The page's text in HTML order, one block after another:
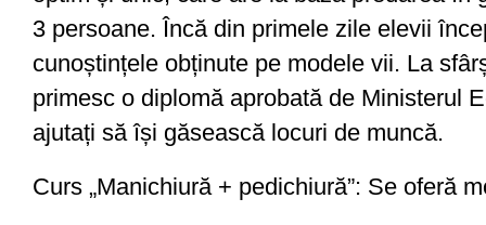
3 persoane. Încă din primele zile elevii
cunoștințele obținute pe modele vii. La
primesc o diplomă aprobată de Ministerul
ajutați să își găsească locuri de muncă.
Curs „Manichiură + pedichiură”: Se oferă